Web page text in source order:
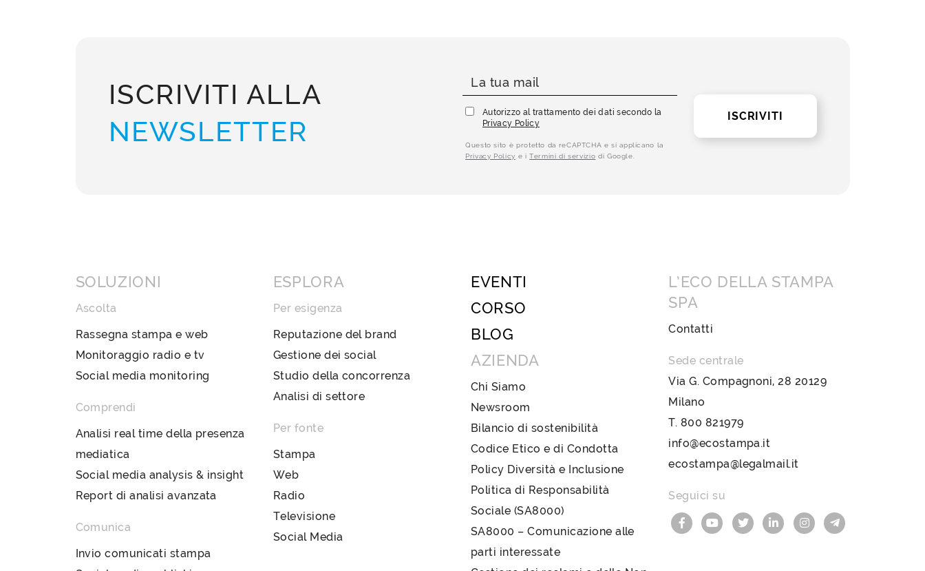
ISCRIVITI ALLA
NEWSLETTER
Autorizzo al trattamento dei dati secondo la
Privacy Policy
Questo sito è protetto da reCAPTCHA e si applicano la
Privacy Policy e iTermini di servizio di Google.
ISCRIVITI
SOLUZIONI
Ascolta
Rassegna stampa e web
Monitoraggio radio e tv
Social media monitoring
Comprendi
Analisi real time della presenza
mediatica
Social media analysis & insight
Report di analisi avanzata
Comunica
Invio comunicati stampa
ESPLORA
Per esigenza
Reputazione del brand
Gestione dei social
Studio della concorrenza
Analisi di settore
Per fonte
Stampa
Web
Radio
Televisione
Social Media
EVENTI
CORSO
BLOG
AZIENDA
Chi Siamo
Newsroom
Bilancio di sostenibilità
Codice Etico e di Condotta
Policy Diversità e Inclusione
Politica di Responsabilità
Sociale (SA8000)
SA8000 – Comunicazione alle
parti interessate
L’ECO DELLA STAMPA
SPA
Contatti
Sede centrale
Via G. Compagnoni, 28 20129
Milano
T. 800 821979
info@ecostampa.it
ecostampa@legalmail.it
Seguici su